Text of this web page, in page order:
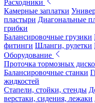
Расходники
Камерные заплатки
пластыри Диагональные
грибки
Балансировочные грузики
фитинги Шланги, рулетки
Оборудование
Проточка тормозных
Балансировочные станки
жидкостей
Стапели, стойки, стенды
верстаки, сидения, лежаки